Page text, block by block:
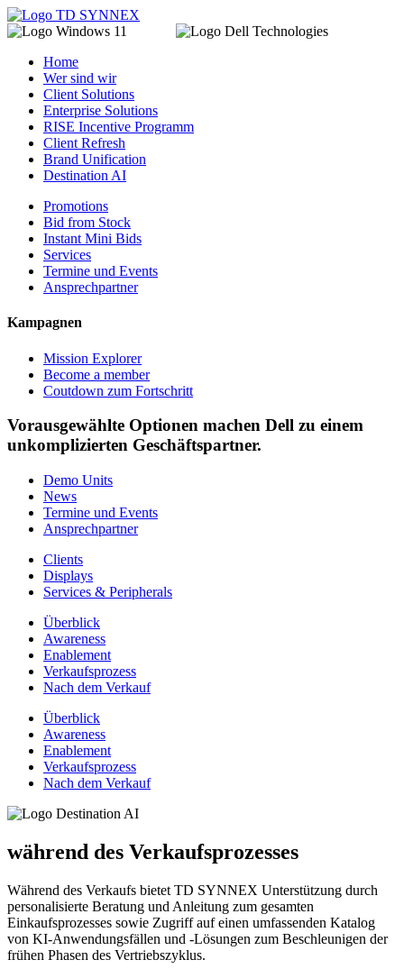
Home
Wer sind wir
Client Solutions
Enterprise Solutions
RISE Incentive Programm
Client Refresh
Brand Unification
Destination AI
Promotions
Bid from Stock
Instant Mini Bids
Services
Termine und Events
Ansprechpartner
Kampagnen
Mission Explorer
Become a member
Coutdown zum Fortschritt
Vorausgewählte Optionen machen Dell zu einem
unkomplizierten Geschäftspartner.
Demo Units
News
Termine und Events
Ansprechpartner
Clients
Displays
Services & Peripherals
Überblick
Awareness
Enablement
Verkaufsprozess
Nach dem Verkauf
Überblick
Awareness
Enablement
Verkaufsprozess
Nach dem Verkauf
während des Verkaufsprozesses
Während des Verkaufs bietet TD SYNNEX Unterstützung durch
personalisierte Beratung und Anleitung zum gesamten
Einkaufsprozesses sowie Zugriff auf einen umfassenden Katalog
von KI-Anwendungsfällen und -Lösungen zum Beschleunigen der
frühen Phasen des Vertriebszyklus.